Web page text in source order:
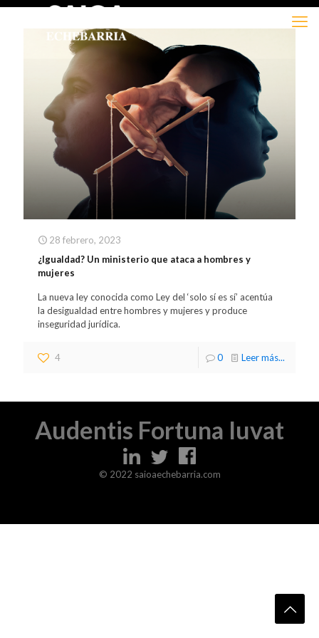
28 febrero, 2023
¿Igualdad? Un ministerio que ataca a hombres y
mujeres
La nueva ley conocida como Ley del ‘solo sí es sí’ acentúa
la desigualdad entre hombres y mujeres y produce
inseguridad jurídica.
4 0 Leer más...
Audentis Fortuna Iuvat
© 2022 saioaechebarria.com